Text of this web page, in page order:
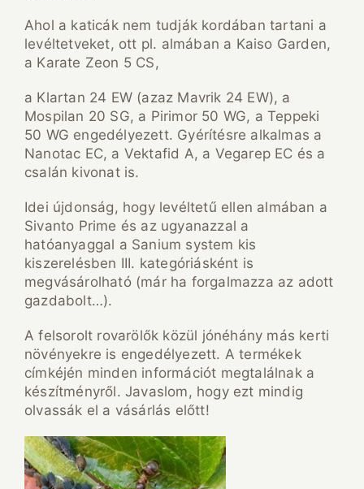
Ahol a katicák nem tudják kordában tartani a
levéltetveket, ott pl. almában a Kaiso Garden,
a Karate Zeon 5 CS,
a Klartan 24 EW (azaz Mavrik 24 EW), a
Mospilan 20 SG, a Pirimor 50 WG, a Teppeki
50 WG engedélyezett. Gyérítésre alkalmas a
Nanotac EC, a Vektafid A, a Vegarep EC és a
csalán kivonat is.
Idei újdonság, hogy levéltetű ellen almában a
Sivanto Prime és az ugyanazzal a
hatóanyaggal a Sanium system kis
kiszerelésben III. kategóriásként is
megvásárolható (már ha forgalmazza az adott
gazdabolt…).
A felsorolt rovarölők közül jónéhány más kerti
növényekre is engedélyezett. A termékek
címkéjén minden információt megtalálnak a
készítményről. Javaslom, hogy ezt mindig
olvassák el a vásárlás előtt!